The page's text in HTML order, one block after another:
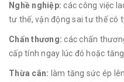
Nghề nghiệp: các công việc
tư thế, vận động sai tư thế có
Chấn thương: các chấn
cấp tính ngay lúc đó hoặc
Thừa cân: làm tăng sức ép